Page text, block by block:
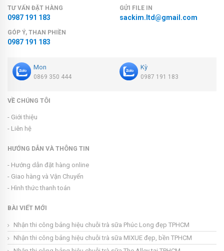
TƯ VẤN ĐẶT HÀNG
0987 191 183
GỬI FILE IN
sackim.ltd@gmail.com
GÓP Ý, THAN PHIỀN
0987 191 183
Mon
0869 350 444
Kỳ
0987 191 183
VỀ CHÚNG TÔI
- Giới thiệu
- Liên hệ
HƯỚNG DẪN VÀ THÔNG TIN
- Hướng dẫn đặt hàng online
- Giao hàng và Vận Chuyển
- Hình thức thanh toán
BÀI VIẾT MỚI
Nhận thi công bảng hiệu chuỗi trà sữa Phúc Long đẹp TPHCM
Nhận thi công bảng hiệu chuỗi trà sữa MIXUE đẹp, bền TPHCM